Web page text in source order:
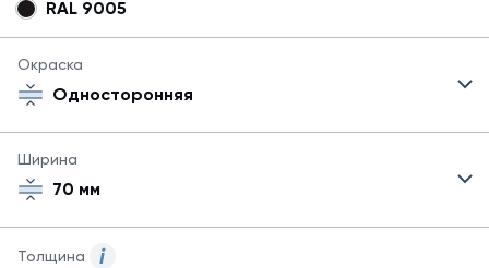
быть
все
цвета
RAL 9005
Окраска
Односторонняя
Ширина
70 мм
Толщина